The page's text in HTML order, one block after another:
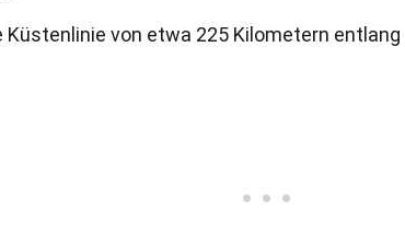
Küstenlinie von etwa 225 Kilometern